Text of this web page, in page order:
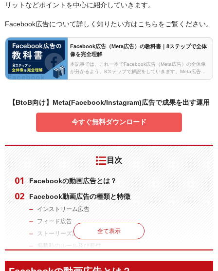
リットなどポイントを中心に紹介していきます。
Facebook広告について詳しく知りたい方はこちらをご覧ください。
Facebook広告（Meta広告）の教科書｜8ステップで全体
像を完全理解
本記事では、これ一本でFacebook広告（Meta広告）の全体像
が分かるよう、8ステップで解説をしていきます。Meta広告の
特徴をFacebook広告を中心に解説していますが、Instagram広
【BtoB向け】Meta(Facebook/Instagram)広告で成果を出す運用
今すぐ無料ダウンロード
目次
Facebookの動画広告とは？
Facebook動画広告の種類と特徴
インストリーム広告
フィード広告
ストーリーズ広告
掲載時のルール及び要件
Facebook動画広告の課金形態
全て表示